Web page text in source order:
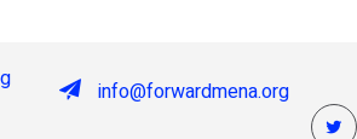
info@forwardmena.org